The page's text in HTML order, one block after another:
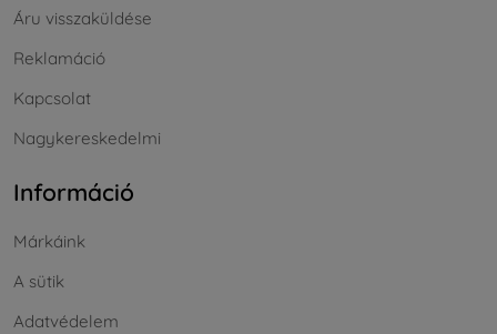
Áru visszaküldése
Reklamáció
Kapcsolat
Nagykereskedelmi
Információ
Márkáink
A sütik
Adatvédelem